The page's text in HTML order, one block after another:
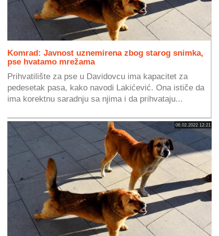
Komrad: Javnost uznemirena zbog starog snimka,
pse hvatamo mrežama
Prihvatilište za pse u Davidovcu ima kapacitet za
pedesetak pasa, kako navodi Lakićević. Ona ističe da
ima korektnu saradnju sa njima i da prihvataju...
06.02.2022 12:21